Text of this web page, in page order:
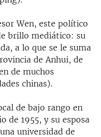
Wen, este político
brillo mediático: su
a lo que se le suma
de Anhui, de
de muchos
chinas).
de bajo rango en
de 1955, y su esposa
universidad de